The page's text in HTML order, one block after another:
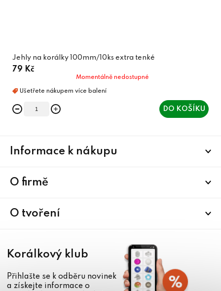
Jehly na korálky 100mm/10ks extra tenké
79 Kč
Momentálně nedostupné
DO KOŠÍKU
Informace k nákupu
O firmě
O tvoření
Korálkový klub
Přihlašte se k odběru novinek
a získejte informace o